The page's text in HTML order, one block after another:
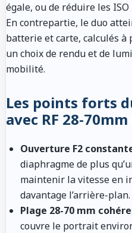
égale, ou de réduire les
En contrepartie, le duo
batterie et carte, calculés à
un choix de rendu et de
mobilité.
Les points forts
avec RF 28-70mm
Ouverture F2
diaphragme de plus
maintenir la vitesse en
davantage l’arrière-plan.
Plage 28-70 mm
couvre le portrait